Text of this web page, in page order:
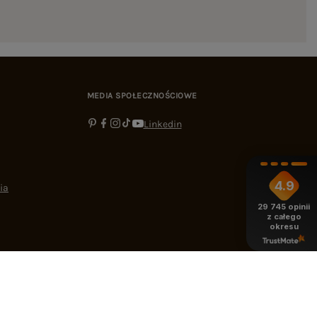
MEDIA SPOŁECZNOŚCIOWE
Linkedin
4.9
29 745 opinii
z całego
okresu